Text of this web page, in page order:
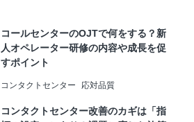
コールセンターのOJTで何をする？新
人オペレーター研修の内容や成長を促
すポイント
コンタクトセンター 応対品質
コンタクトセンター改善のカギは「指